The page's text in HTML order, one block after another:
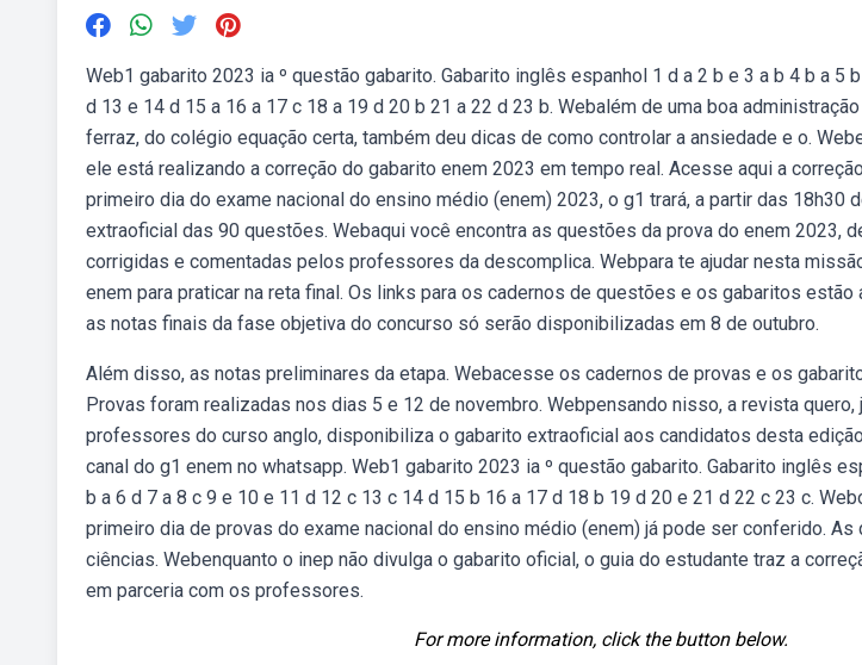
Web1 gabarito 2023 ia º questão gabarito. Gabarito inglês espanhol 1 d a 2 b e 3 a b 4 b a 5
d 13 e 14 d 15 a 16 a 17 c 18 a 19 d 20 b 21 a 22 d 23 b. Webalém de uma boa
ferraz, do colégio equação certa, também deu dicas de como controlar a ansiedade e o.
ele está realizando a correção do gabarito enem 2023 em tempo real. Acesse aqui a
primeiro dia do exame nacional do ensino médio (enem) 2023, o g1 trará, a partir das 18h30
extraoficial das 90 questões. Webaqui você encontra as questões da prova do enem 2023,
corrigidas e comentadas pelos professores da descomplica. Webpara te ajudar nesta
enem para praticar na reta final. Os links para os cadernos de questões e os gabaritos estão
as notas finais da fase objetiva do concurso só serão disponibilizadas em 8 de outubro.
Além disso, as notas preliminares da etapa. Webacesse os cadernos de provas e os
Provas foram realizadas nos dias 5 e 12 de novembro. Webpensando nisso, a revista quero,
professores do curso anglo, disponibiliza o gabarito extraoficial aos candidatos desta
canal do g1 enem no whatsapp. Web1 gabarito 2023 ia º questão gabarito. Gabarito inglês
b a 6 d 7 a 8 c 9 e 10 e 11 d 12 c 13 c 14 d 15 b 16 a 17 d 18 b 19 d 20 e 21 d 22 c 23 c.
primeiro dia de provas do exame nacional do ensino médio (enem) já pode ser conferido.
ciências. Webenquanto o inep não divulga o gabarito oficial, o guia do estudante traz a
em parceria com os professores.
For more information, click the button below.